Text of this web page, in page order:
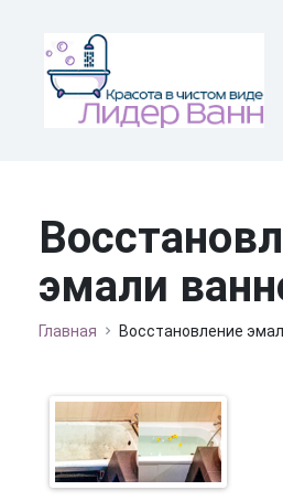
эмали
Главная Восстановление